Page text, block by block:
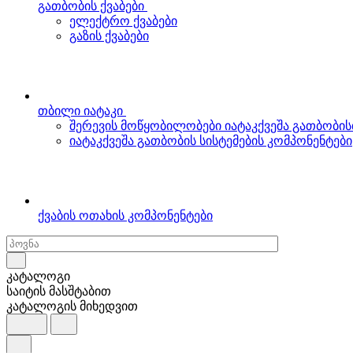
გათბობის ქვაბები
ელექტრო ქვაბები
გაზის ქვაბები
თბილი იატაკი
შერევის მოწყობილობები იატაკქვეშა
იატაკქვეშა გათბობის სისტემების კომპონენტები
ქვაბის ოთახის კომპონენტები
კატალოგი
საიტის მასშტაბით
კატალოგის მიხედვით